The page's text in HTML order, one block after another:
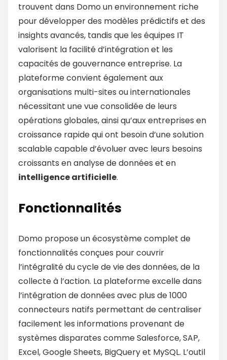
trouvent dans Domo un environnement riche
pour développer des modèles prédictifs et des
insights avancés, tandis que les équipes IT
valorisent la facilité d’intégration et les
capacités de gouvernance entreprise. La
plateforme convient également aux
organisations multi-sites ou internationales
nécessitant une vue consolidée de leurs
opérations globales, ainsi qu’aux entreprises en
croissance rapide qui ont besoin d’une solution
scalable capable d’évoluer avec leurs besoins
croissants en analyse de données et en
intelligence artificielle.
Fonctionnalités
Domo propose un écosystème complet de
fonctionnalités conçues pour couvrir
l’intégralité du cycle de vie des données, de la
collecte à l’action. La plateforme excelle dans
l’intégration de données avec plus de 1000
connecteurs natifs permettant de centraliser
facilement les informations provenant de
systèmes disparates comme Salesforce, SAP,
Excel, Google Sheets, BigQuery et MySQL. L’outil